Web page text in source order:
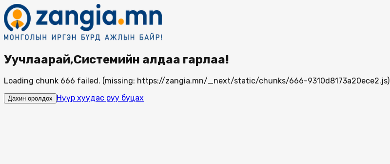
Уучлаарай,Системийн алдаа гарлаа!
Loading chunk 666 failed. (missing: https://zangia.mn/_next/static/chunks/666-9310d8173a20ece2.js)
Дахин оролдох Нүүр хуудас руу буцах